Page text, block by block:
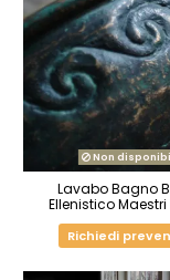
Non
Lavabo Bagno
Ellenistico
Richiedi